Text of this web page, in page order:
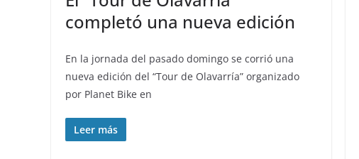
completó una nueva edición
En la jornada del pasado domingo se corrió una
nueva edición del “Tour de Olavarría” organizado
por Planet Bike en
Leer más